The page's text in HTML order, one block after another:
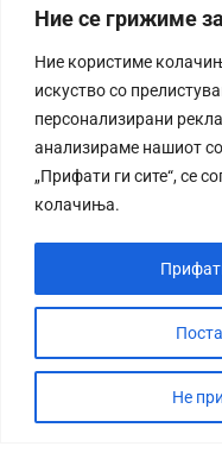
Ние се грижиме
Ние користиме
искуство со
персонализирани
анализираме нашиот
„Прифати ги сите“, се
колачиња.
Не